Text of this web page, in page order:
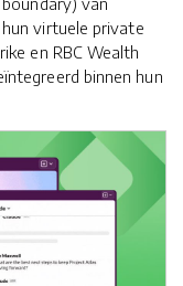
virtuele private
en RBC Wealth
binnen hun